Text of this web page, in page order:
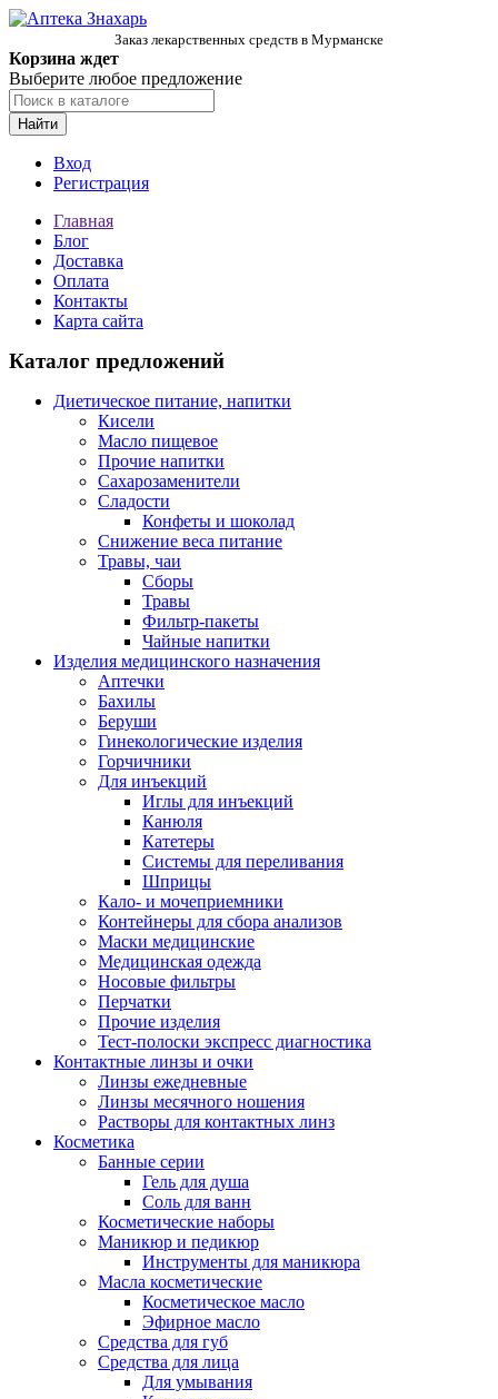
Заказ лекарственных средств в Мурманске
Корзина ждет
Выберите любое предложение
Найти
Вход
Регистрация
Главная
Блог
Доставка
Оплата
Контакты
Карта сайта
Каталог предложений
Диетическое питание, напитки
Кисели
Масло пищевое
Прочие напитки
Сахарозаменители
Сладости
Конфеты и шоколад
Снижение веса питание
Травы, чаи
Сборы
Травы
Фильтр-пакеты
Чайные напитки
Изделия медицинского назначения
Аптечки
Бахилы
Беруши
Гинекологические изделия
Горчичники
Для инъекций
Иглы для инъекций
Канюля
Катетеры
Системы для переливания
Шприцы
Кало- и мочеприемники
Контейнеры для сбора анализов
Маски медицинские
Медицинская одежда
Носовые фильтры
Перчатки
Прочие изделия
Тест-полоски экспресс диагностика
Контактные линзы и очки
Линзы ежедневные
Линзы месячного ношения
Растворы для контактных линз
Косметика
Банные серии
Гель для душа
Соль для ванн
Косметические наборы
Маникюр и педикюр
Инструменты для маникюра
Масла косметические
Косметическое масло
Эфирное масло
Средства для губ
Средства для лица
Для умывания